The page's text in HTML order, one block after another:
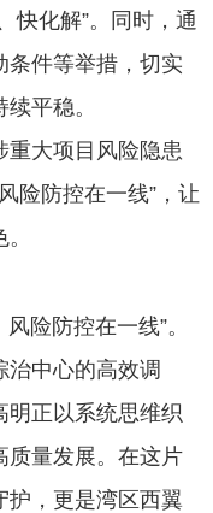
快化解”。同时，通
条件等举措，切实
平稳。
大项目风险隐患
险防控在一线”，让
险防控在一线”。
中心的高效调
明正以系统思维织
质量发展。在这片
护，更是湾区西翼